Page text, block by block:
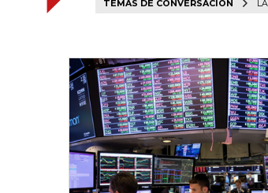
TEMAS DE CONVERSACIÓN